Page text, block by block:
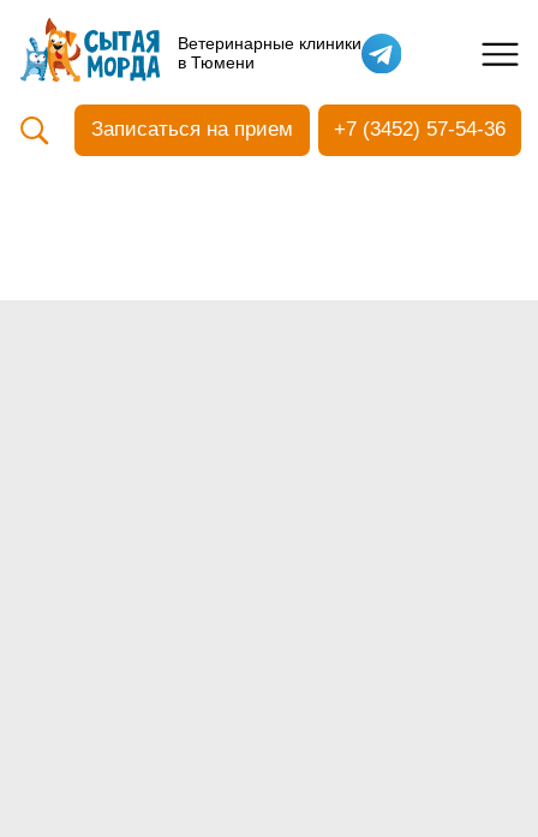
Ветеринарные клиники
в Тюмени
Кастрация собак
Вакцинация
Ультразвуковая чистка зубов
Общий анализ крови